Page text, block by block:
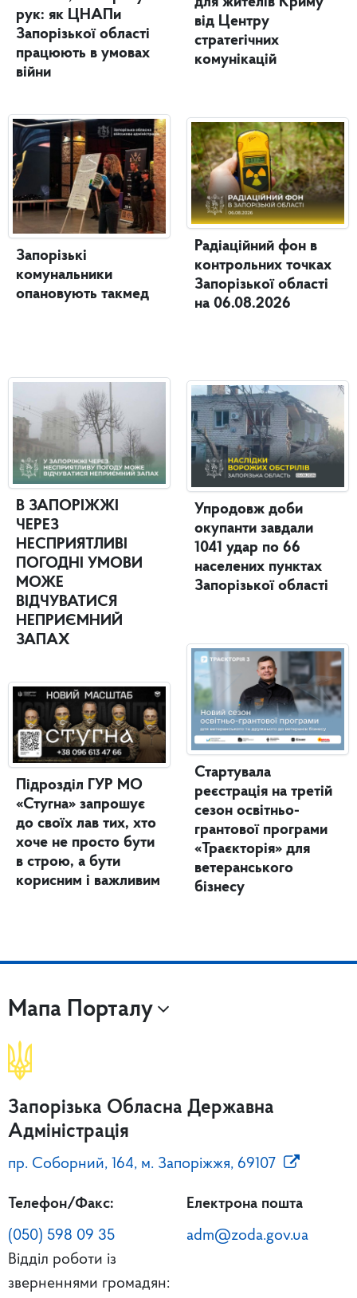
рук: як ЦНАПи
Запорізької області
працюють в умовах
війни
Запорізькі
комунальники
опановують такмед
В ЗАПОРІЖЖІ
ЧЕРЕЗ
НЕСПРИЯТЛИВІ
ПОГОДНІ УМОВИ
МОЖЕ
ВІДЧУВАТИСЯ
НЕПРИЄМНИЙ
ЗАПАХ
Підрозділ ГУР МО
«Стугна» запрошує
до своїх лав тих, хто
хоче не просто бути
в строю, а бути
корисним і важливим
від Центру
стратегічних
комунікацій
Радіаційний фон в
контрольних точках
Запорізької області
на 06.08.2026
Упродовж доби
окупанти завдали
1041 удар по 66
населених пунктах
Запорізької області
Стартувала
реєстрація на третій
сезон освітньо-
грантової програми
«Траєкторія» для
ветеранського
бізнесу
Мапа Порталу
Запорізька Обласна Державна
Адміністрація
пр. Соборний, 164, м. Запоріжжя, 69107
Телефон/Факс:
(050) 598 09 35
Відділ роботи із
зверненнями громадян:
Електрона пошта
adm@zoda.gov.ua